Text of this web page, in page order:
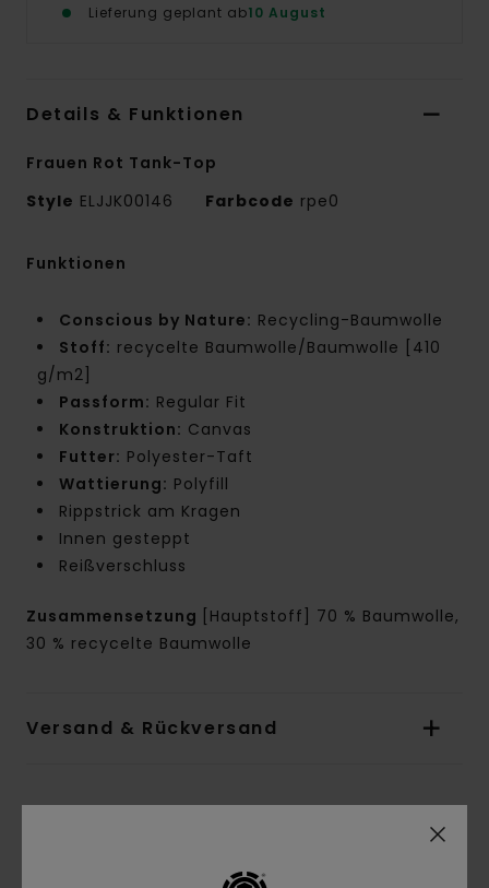
Lieferung geplant ab10 August
Details & Funktionen
Frauen Rot Tank-Top
Style ELJJK00146 Farbcode rpe0
Funktionen
Conscious by Nature: Recycling-Baumwolle
Stoff: recycelte Baumwolle/Baumwolle [410
g/m2]
Passform: Regular Fit
Konstruktion: Canvas
Futter: Polyester-Taft
Wattierung: Polyfill
Rippstrick am Kragen
Innen gesteppt
Reißverschluss
Zusammensetzung
[Hauptstoff] 70 % Baumwolle,
30 % recycelte Baumwolle
Versand & Rückversand